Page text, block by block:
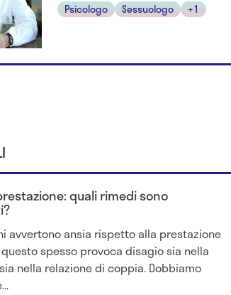
Psicologo
Sessuologo +1
quali rimedi sono
avvertono ansia rispetto alla prestazione
spesso provoca disagio sia nella
nella relazione di coppia. Dobbiamo